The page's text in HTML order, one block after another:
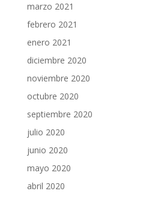
marzo 2021
febrero 2021
enero 2021
diciembre 2020
noviembre 2020
octubre 2020
septiembre 2020
julio 2020
junio 2020
mayo 2020
abril 2020